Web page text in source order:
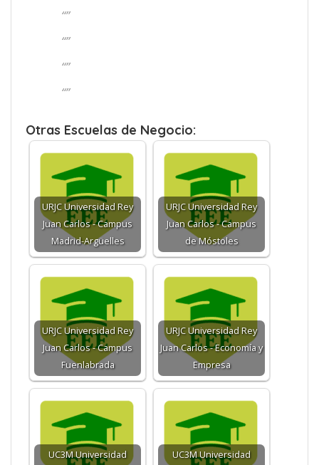
“”
“”
“”
“”
Otras Escuelas de Negocio:
URJC Universidad Rey
Juan Carlos - Campus
Madrid-Argüelles
URJC Universidad Rey
Juan Carlos - Campus
de Móstoles
URJC Universidad Rey
Juan Carlos - Campus
Fuenlabrada
URJC Universidad Rey
Juan Carlos - Economía y
Empresa
UC3M Universidad
UC3M Universidad